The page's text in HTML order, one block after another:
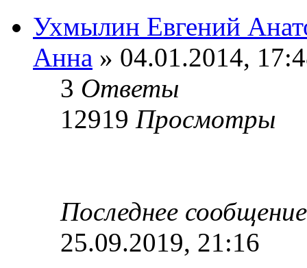
Ухмылин Евгений
Анна » 04.01.2014,
3 Ответы
12919 Просмотры
Последнее
25.09.2019, 21:16